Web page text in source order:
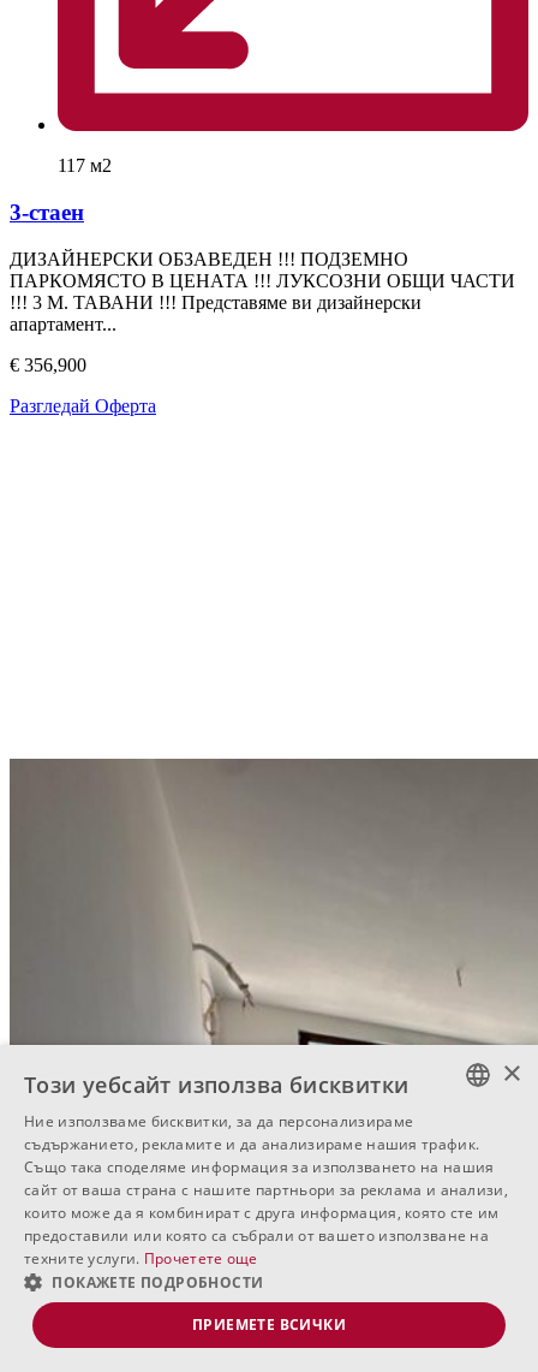
117 м2
3-стаен
ДИЗАЙНЕРСКИ ОБЗАВЕДЕН !!! ПОДЗЕМНО
ПАРКОМЯСТО В ЦЕНАТА !!! ЛУКСОЗНИ ОБЩИ ЧАСТИ
!!! 3 М. ТАВАНИ !!! Представяме ви дизайнерски
апартамент...
€ 356,900
Разгледай Оферта
BULGARIAN
ENGLISH
RUSSIAN
×
Този уебсайт използва бисквитки
Ние използваме бисквитки, за да персонализираме
съдържанието, рекламите и да анализираме нашия трафик.
Също така споделяме информация за използването на нашия
сайт от ваша страна с нашите партньори за реклама и анализи,
които може да я комбинират с друга информация, която сте им
предоставили или която са събрали от вашето използване на
техните услуги. Прочетете още
ПОКАЖЕТЕ ПОДРОБНОСТИ
ПРИЕМЕТЕ ВСИЧКИ